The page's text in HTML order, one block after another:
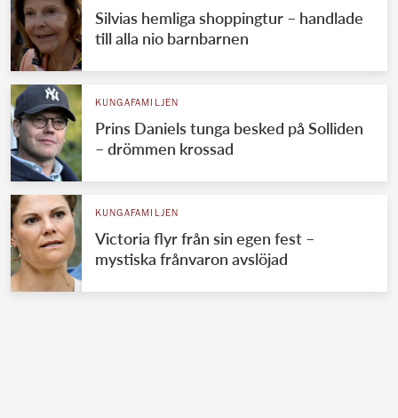
Silvias hemliga shoppingtur – handlade
till alla nio barnbarnen
KUNGAFAMILJEN
Prins Daniels tunga besked på Solliden
– drömmen krossad
KUNGAFAMILJEN
Victoria flyr från sin egen fest –
mystiska frånvaron avslöjad